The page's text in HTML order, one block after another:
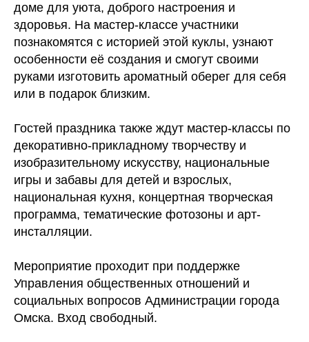
доме для уюта, доброго настроения и
здоровья. На мастер-классе участники
познакомятся с историей этой куклы, узнают
особенности её создания и смогут своими
руками изготовить ароматный оберег для себя
или в подарок близким.
Гостей праздника также ждут мастер-классы по
декоративно-прикладному творчеству и
изобразительному искусству, национальные
игры и забавы для детей и взрослых,
национальная кухня, концертная творческая
программа, тематические фотозоны и арт-
инсталляции.
Мероприятие проходит при поддержке
Управления общественных отношений и
социальных вопросов Администрации города
Омска. Вход свободный.